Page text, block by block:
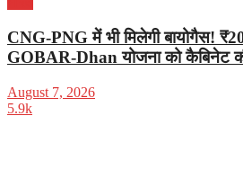
CNG-PNG में भी मिलेगी बायोगैस!
GOBAR-Dhan योजना को कैबिनेट
August 7, 2026
5.9k